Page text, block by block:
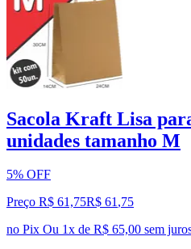
Sacola Kraft Lisa
unidades tamanho M
5% OFF
Preço R$ 61,75R$ 61,75
no Pix Ou 1x de R$ 65,00 sem